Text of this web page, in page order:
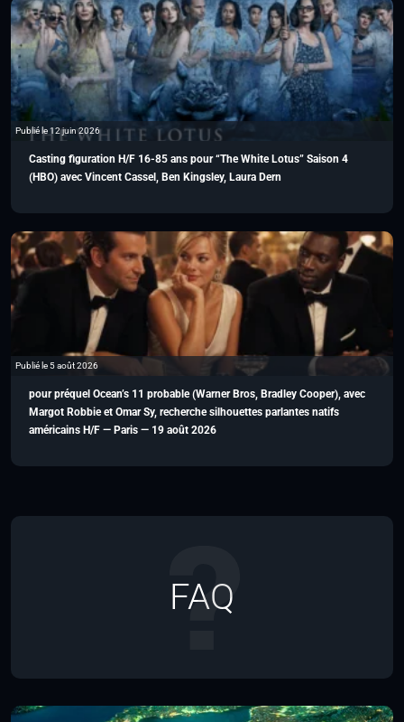
Publié le 12 juin 2026
Casting figuration H/F 16-85 ans pour “The White Lotus” Saison 4
(HBO) avec Vincent Cassel, Ben Kingsley, Laura Dern
Publié le 5 août 2026
pour préquel Ocean’s 11 probable (Warner Bros, Bradley Cooper), avec
Margot Robbie et Omar Sy, recherche silhouettes parlantes natifs
américains H/F — Paris — 19 août 2026
FAQ